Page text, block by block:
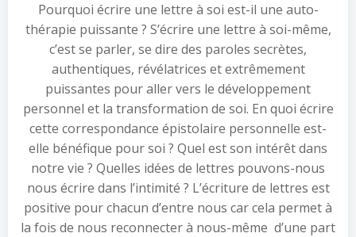
Pourquoi écrire une lettre à soi est-il une auto-
thérapie puissante ? S’écrire une lettre à soi-même,
c’est se parler, se dire des paroles secrètes,
authentiques, révélatrices et extrêmement
puissantes pour aller vers le développement
personnel et la transformation de soi. En quoi écrire
cette correspondance épistolaire personnelle est-
elle bénéfique pour soi ? Quel est son intérêt dans
notre vie ? Quelles idées de lettres pouvons-nous
nous écrire dans l’intimité ? L’écriture de lettres est
positive pour chacun d’entre nous car cela permet à
la fois de nous reconnecter à nous-même d’une part